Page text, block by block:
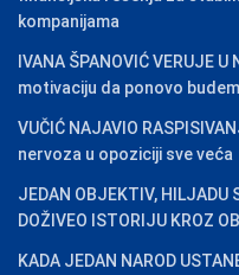
kompanijama
IVANA ŠPANOVIĆ VERUJE
motivaciju da ponovo
VUČIĆ NAJAVIO
nervoza u opoziciji sve veća
JEDAN OBJEKTIV, HILJADU
DOŽIVEO ISTORIJU KROZ
KADA JEDAN NAROD